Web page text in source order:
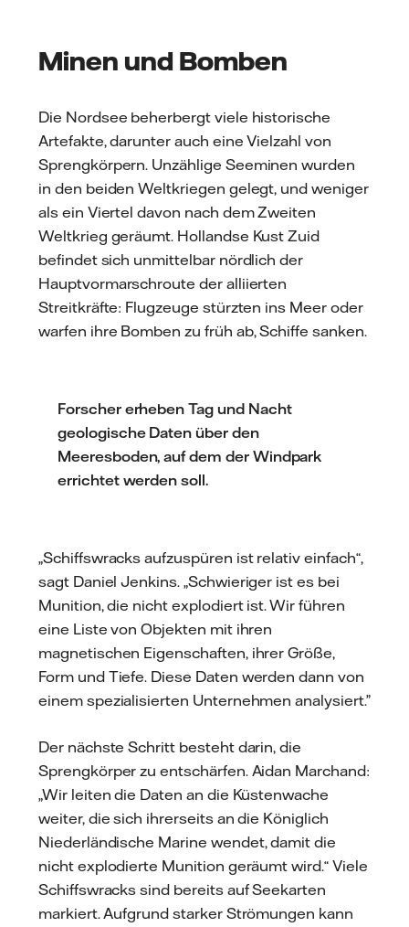
Minen und Bomben
Die Nordsee beherbergt viele historische
Artefakte, darunter auch eine Vielzahl von
Sprengkörpern. Unzählige Seeminen wurden
in den beiden Weltkriegen gelegt, und weniger
als ein Viertel davon nach dem Zweiten
Weltkrieg geräumt. Hollandse Kust Zuid
befindet sich unmittelbar nördlich der
Hauptvormarschroute der alliierten
Streitkräfte: Flugzeuge stürzten ins Meer oder
warfen ihre Bomben zu früh ab, Schiffe sanken.
Forscher erheben Tag und Nacht
geologische Daten über den
Meeresboden, auf dem der Windpark
errichtet werden soll.
„Schiffswracks aufzuspüren ist relativ einfach“,
sagt Daniel Jenkins. „Schwieriger ist es bei
Munition, die nicht explodiert ist. Wir führen
eine Liste von Objekten mit ihren
magnetischen Eigenschaften, ihrer Größe,
Form und Tiefe. Diese Daten werden dann von
einem spezialisierten Unternehmen analysiert.”
Der nächste Schritt besteht darin, die
Sprengkörper zu entschärfen. Aidan Marchand:
„Wir leiten die Daten an die Küstenwache
weiter, die sich ihrerseits an die Königlich
Niederländische Marine wendet, damit die
nicht explodierte Munition geräumt wird.“ Viele
Schiffswracks sind bereits auf Seekarten
markiert. Aufgrund starker Strömungen kann